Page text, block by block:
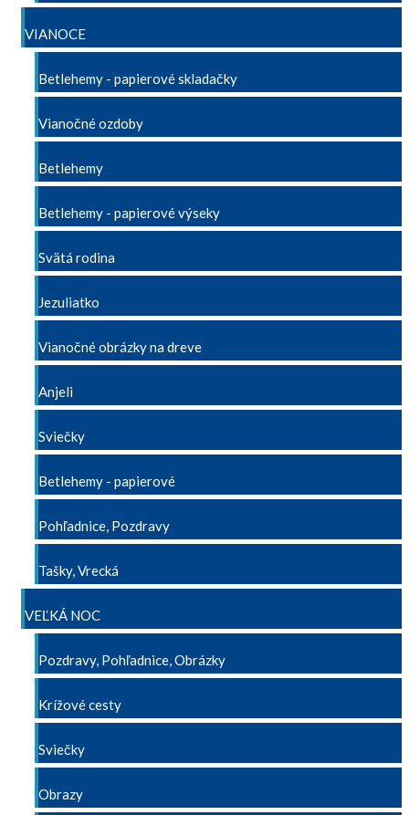
VIANOCE
Betlehemy - papierové skladačky
Vianočné ozdoby
Betlehemy
Betlehemy - papierové výseky
Svätá rodina
Jezuliatko
Vianočné obrázky na dreve
Anjeli
Sviečky
Betlehemy - papierové
Pohľadnice, Pozdravy
Tašky, Vrecká
VEĽKÁ NOC
Pozdravy, Pohľadnice, Obrázky
Krížové cesty
Sviečky
Obrazy